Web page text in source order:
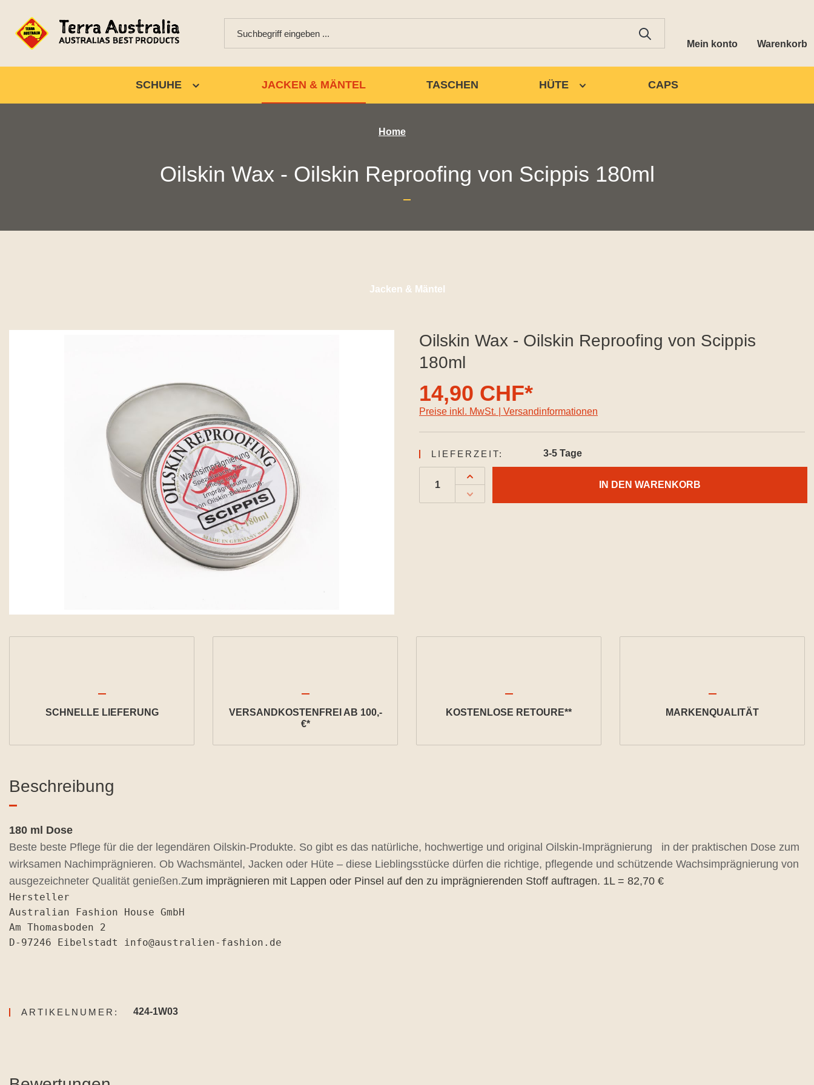
Mein konto Warenkorb
SCHUHE JACKEN & MÄNTEL TASCHEN HÜTE CAPS
Home
Oilskin Wax - Oilskin Reproofing von Scippis 180ml
Jacken & Mäntel
Oilskin Wax - Oilskin Reproofing von Scippis
180ml
14,90 CHF*
Preise inkl. MwSt. | Versandinformationen
LIEFERZEIT: 3-5 Tage
IN DEN WARENKORB
SCHNELLE LIEFERUNG
VERSANDKOSTENFREI AB 100,-
€*
KOSTENLOSE RETOURE** MARKENQUALITÄT
Beschreibung
180 ml Dose
Beste beste Pflege für die der legendären Oilskin-Produkte. So gibt es das natürliche, hochwertige und original Oilskin-Imprägnierung
in der praktischen Dose zum
wirksamen Nachimprägnieren. Ob Wachsmäntel, Jacken oder Hüte – diese Lieblingsstücke dürfen die richtige, pflegende und schützende Wachsimprägnierung von
ausgezeichneter Qualität genießen.Zum imprägnieren mit Lappen oder Pinsel auf den zu imprägnierenden Stoff auftragen. 1L = 82,70 €
Hersteller
Australian Fashion House GmbH
Am Thomasboden 2
D-97246 Eibelstadt info@australien-fashion.de
ARTIKELNUMER: 424-1W03